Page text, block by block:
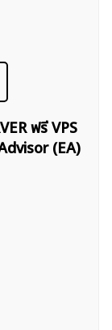
ฟรี VPS
(EA)